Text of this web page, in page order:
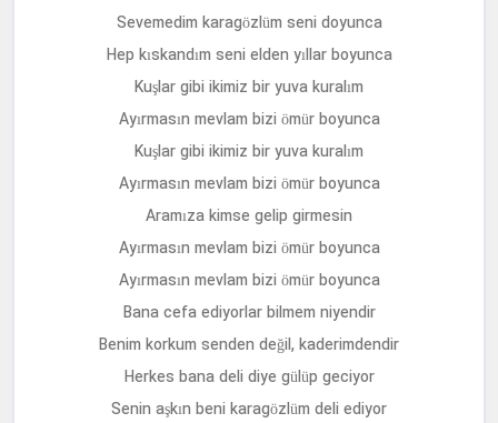
Sevemedim karagözlüm seni doyunca
Hep kıskandım seni elden yıllar boyunca
Kuşlar gibi ikimiz bir yuva kuralım
Ayırmasın mevlam bizi ömür boyunca
Kuşlar gibi ikimiz bir yuva kuralım
Ayırmasın mevlam bizi ömür boyunca
Aramıza kimse gelip girmesin
Ayırmasın mevlam bizi ömür boyunca
Ayırmasın mevlam bizi ömür boyunca
Bana cefa ediyorlar bilmem niyendir
Benim korkum senden değil, kaderimdendir
Herkes bana deli diye gülüp geciyor
Senin aşkın beni karagözlüm deli ediyor